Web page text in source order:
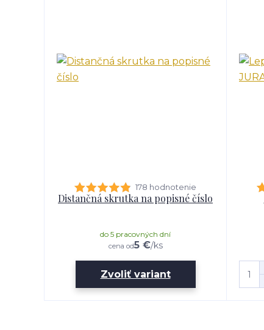
178 hodnotenie
Distančná skrutka na popisné číslo
cena od5 €/ks
do 5 pracovných dní
Zvoliť variant